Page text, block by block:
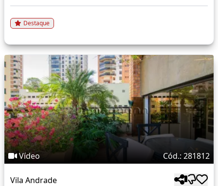
Destaque
Vídeo Cód.: 281812
Vila Andrade